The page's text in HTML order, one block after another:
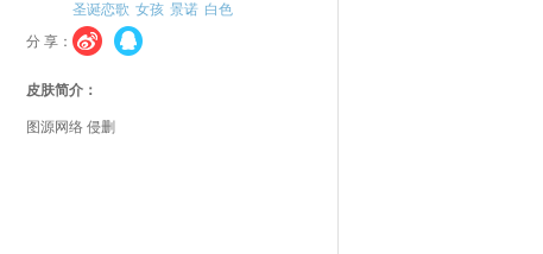
圣诞恋歌 女孩 景诺 白色
分 享：
皮肤简介：
图源网络 侵删